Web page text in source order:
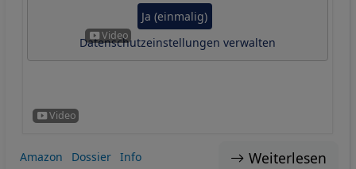
Ja (einmalig)
Datenschutzeinstellungen verwalten
Weiterlesen
Amazon Dossier
Info